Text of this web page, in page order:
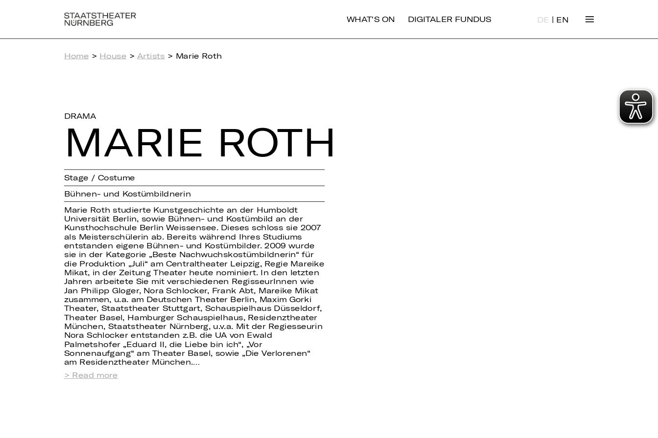
WHAT'S ON DIGITALER FUNDUS DE | EN
Home > House > Artists > Marie Roth
DRAMA
MARIE ROTH
Stage / Costume
Bühnen- und Kostümbildnerin
Marie Roth studierte Kunstgeschichte an der Humboldt
Universität Berlin, sowie Bühnen- und Kostümbild an der
Kunsthochschule Berlin Weissensee. Dieses schloss sie 2007
als Meisterschülerin ab. Bereits während Ihres Studiums
entstanden eigene Bühnen- und Kostümbilder. 2009 wurde
sie in der Kategorie „Beste Nachwuchskostümbildnerin“ für
die Produktion „Juli“ am Centraltheater Leipzig, Regie Mareike
Mikat, in der Zeitung Theater heute nominiert. In den letzten
Jahren arbeitete Sie mit verschiedenen RegisseurInnen wie
Jan Philipp Gloger, Nora Schlocker, Frank Abt, Mareike Mikat
zusammen, u.a. am Deutschen Theater Berlin, Maxim Gorki
Theater, Staatstheater Stuttgart, Schauspielhaus Düsseldorf,
Theater Basel, Hamburger Schauspielhaus, Residenztheater
München, Staatstheater Nürnberg, u.v.a. Mit der Regiesseurin
Nora Schlocker entstanden z.B. die UA von Ewald
Palmetshofer „Eduard II, die Liebe bin ich“, „Vor
Sonnenaufgang“ am Theater Basel, sowie „Die Verlorenen“
am Residenztheater München.…
Read more